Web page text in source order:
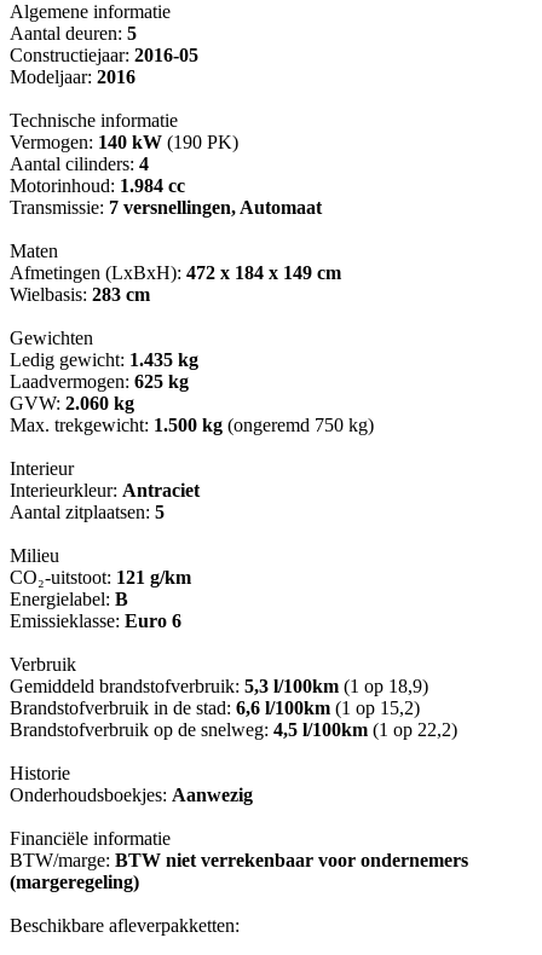
Algemene informatie
Aantal deuren: 5
Constructiejaar: 2016-05
Modeljaar: 2016
Technische informatie
Vermogen: 140 kW (190 PK)
Aantal cilinders: 4
Motorinhoud: 1.984 cc
Transmissie: 7 versnellingen, Automaat
Maten
Afmetingen (LxBxH): 472 x 184 x 149 cm
Wielbasis: 283 cm
Gewichten
Ledig gewicht: 1.435 kg
Laadvermogen: 625 kg
GVW: 2.060 kg
Max. trekgewicht: 1.500 kg (ongeremd 750 kg)
Interieur
Interieurkleur: Antraciet
Aantal zitplaatsen: 5
Milieu
CO₂-uitstoot: 121 g/km
Energielabel: B
Emissieklasse: Euro 6
Verbruik
Gemiddeld brandstofverbruik: 5,3 l/100km (1 op 18,9)
Brandstofverbruik in de stad: 6,6 l/100km (1 op 15,2)
Brandstofverbruik op de snelweg: 4,5 l/100km (1 op 22,2)
Historie
Onderhoudsboekjes: Aanwezig
Financiële informatie
BTW/marge: BTW niet verrekenbaar voor ondernemers
(margeregeling)
Beschikbare afleverpakketten: